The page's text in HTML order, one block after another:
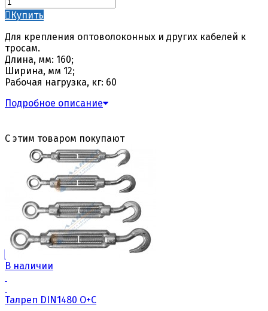
Купить
Для крепления оптоволоконных и других кабелей к
тросам.
Длина, мм: 160;
Ширина, мм 12;
Рабочая нагрузка, кг: 60
Подробное описание
С этим товаром покупают
В наличии
Талреп DIN1480 О+C